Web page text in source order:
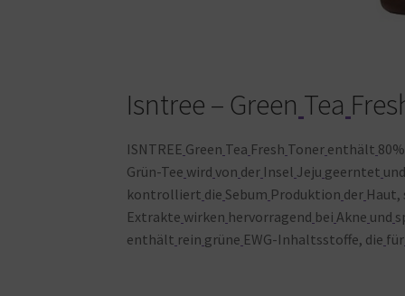
Isntree – Green Tea
ISNTREE Green Tea Fresh Toner enthält
Grün-Tee wird von der Insel Jeju geerntet und
kontrolliert die Sebum Produktion der
Extrakte wirken hervorragend bei Akne und
enthält rein grüne EWG-Inhaltsstoffe, die für